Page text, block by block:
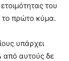
του
το πρώτο κύμα.
υπάρχει
από αυτούς δε